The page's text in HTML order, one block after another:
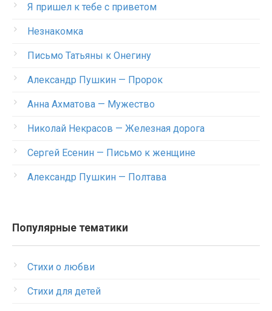
Я пришел к тебе с приветом
Незнакомка
Письмо Татьяны к Онегину
Александр Пушкин — Пророк
Анна Ахматова — Мужество
Николай Некрасов — Железная дорога
Сергей Есенин — Письмо к женщине
Александр Пушкин — Полтава
Популярные тематики
Стихи о любви
Стихи для детей